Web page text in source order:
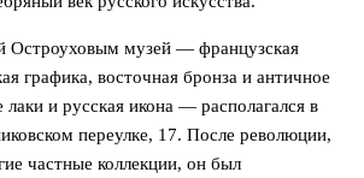
Остроуховым музей — французская
графика, восточная бронза и античное
лаки и русская икона — располагался в
переулке, 17. После революции,
частные коллекции, он был